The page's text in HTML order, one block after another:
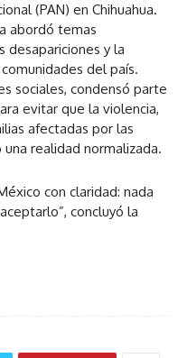
(PAN) en Chihuahua.
abordó temas
desapariciones y la
del país.
sociales, condensó parte
evitar que la violencia,
afectadas por las
realidad normalizada.
con claridad: nada
concluyó la